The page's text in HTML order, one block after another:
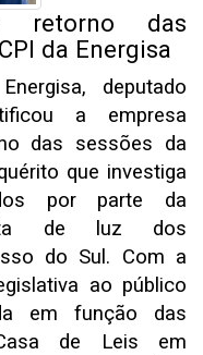
retorno das
da Energisa
deputado
a empresa
das sessões da
que investiga
por parte da
de luz dos
do Sul. Com a
ao público
em função das
de Leis em